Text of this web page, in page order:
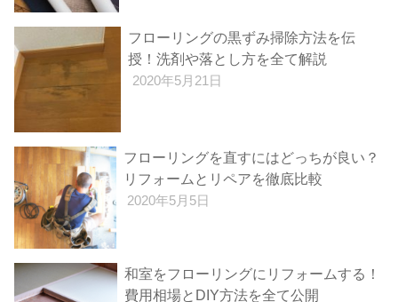
フローリングの黒ずみ掃除方法を伝
授！洗剤や落とし方を全て解説
2020年5月21日
フローリングを直すにはどっちが良い？
リフォームとリペアを徹底比較
2020年5月5日
和室をフローリングにリフォームする！
費用相場とDIY方法を全て公開